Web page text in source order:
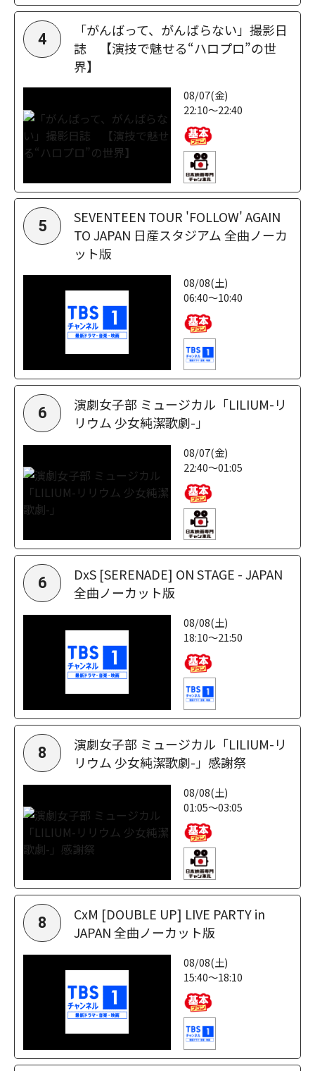
4
「がんばって、がんばらない」撮影日
誌 【演技で魅せる“ハロプロ”の世
界】
08/07(金)
22:10～22:40
5
SEVENTEEN TOUR 'FOLLOW' AGAIN
TO JAPAN 日産スタジアム 全曲ノーカ
ット版
08/08(土)
06:40～10:40
6
演劇女子部 ミュージカル「LILIUM-リ
リウム 少女純潔歌劇-」
08/07(金)
22:40～01:05
6
DxS [SERENADE] ON STAGE - JAPAN
全曲ノーカット版
08/08(土)
18:10～21:50
8
演劇女子部 ミュージカル「LILIUM-リ
リウム 少女純潔歌劇-」感謝祭
08/08(土)
01:05～03:05
8
CxM [DOUBLE UP] LIVE PARTY in
JAPAN 全曲ノーカット版
08/08(土)
15:40～18:10